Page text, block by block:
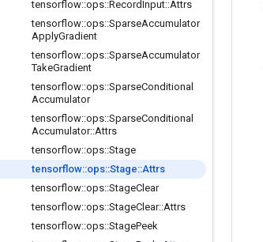
tensorflow::ops::RecordInput::Attrs
tensorflow::ops::SparseAccumulator
ApplyGradient
tensorflow::ops::SparseAccumulator
TakeGradient
tensorflow::ops::SparseConditional
Accumulator
tensorflow::ops::SparseConditional
Accumulator::Attrs
tensorflow::ops::Stage
tensorflow::ops::Stage::Attrs
tensorflow::ops::StageClear
tensorflow::ops::StageClear::Attrs
tensorflow::ops::StagePeek